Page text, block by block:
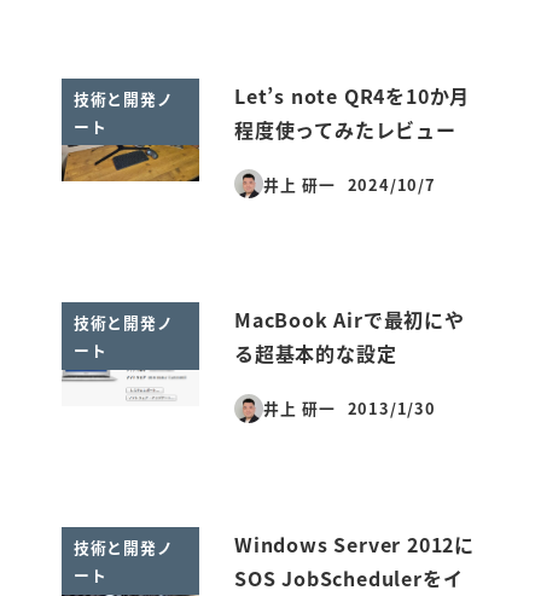
技術と開発ノ
ート
Let’s note QR4を10か月
程度使ってみたレビュー
井上 研一
投稿日
2024/10/7
技術と開発ノ
ート
MacBook Airで最初にや
る超基本的な設定
井上 研一
投稿日
2013/1/30
技術と開発ノ
ート
Windows Server 2012に
SOS JobSchedulerをイ